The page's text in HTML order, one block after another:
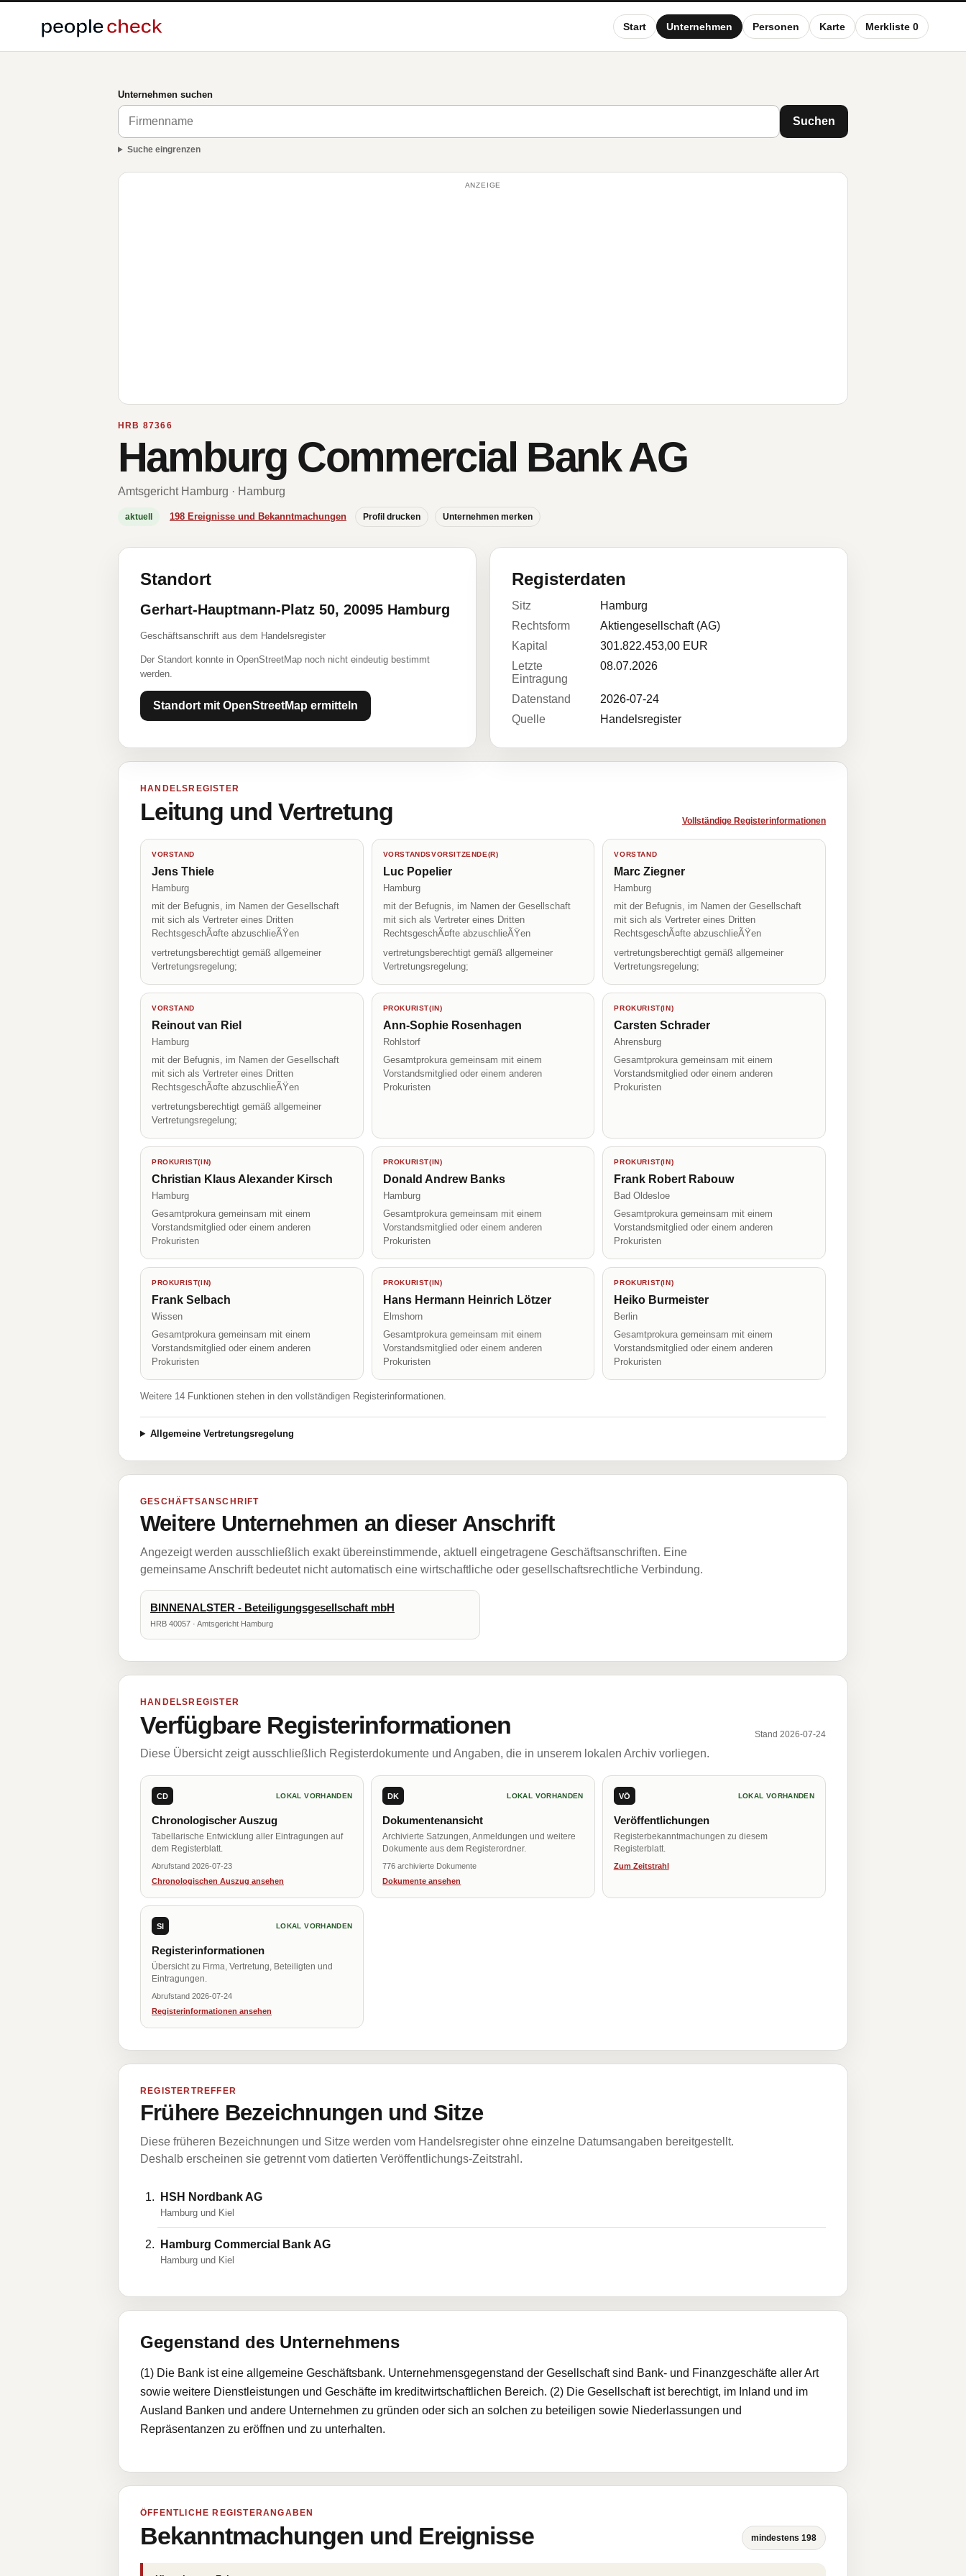
Start Unternehmen Personen Karte Merkliste 0
Unternehmen suchen
Suchen
Suche eingrenzen
ANZEIGE
HRB 87366
Hamburg Commercial Bank AG
Amtsgericht Hamburg · Hamburg
aktuell 198 Ereignisse und Bekanntmachungen Profil drucken Unternehmen merken
Standort
Gerhart-Hauptmann-Platz 50, 20095 Hamburg
Geschäftsanschrift aus dem Handelsregister
Der Standort konnte in OpenStreetMap noch nicht eindeutig bestimmt
werden.
Standort mit OpenStreetMap ermitteln
Registerdaten
Sitz
Hamburg
Rechtsform
Aktiengesellschaft (AG)
Kapital
301.822.453,00 EUR
Letzte
Eintragung
08.07.2026
Datenstand
2026-07-24
Quelle
Handelsregister
HANDELSREGISTER
Leitung und Vertretung Vollständige Registerinformationen
VORSTAND
Jens Thiele
Hamburg
mit der Befugnis, im Namen der Gesellschaft
mit sich als Vertreter eines Dritten
RechtsgeschÃ¤fte abzuschlieÃŸen
vertretungsberechtigt gemäß allgemeiner
Vertretungsregelung;
VORSTANDSVORSITZENDE(R)
Luc Popelier
Hamburg
mit der Befugnis, im Namen der Gesellschaft
mit sich als Vertreter eines Dritten
RechtsgeschÃ¤fte abzuschlieÃŸen
vertretungsberechtigt gemäß allgemeiner
Vertretungsregelung;
VORSTAND
Marc Ziegner
Hamburg
mit der Befugnis, im Namen der Gesellschaft
mit sich als Vertreter eines Dritten
RechtsgeschÃ¤fte abzuschlieÃŸen
vertretungsberechtigt gemäß allgemeiner
Vertretungsregelung;
VORSTAND
Reinout van Riel
Hamburg
mit der Befugnis, im Namen der Gesellschaft
mit sich als Vertreter eines Dritten
RechtsgeschÃ¤fte abzuschlieÃŸen
vertretungsberechtigt gemäß allgemeiner
Vertretungsregelung;
PROKURIST(IN)
Ann-Sophie Rosenhagen
Rohlstorf
Gesamtprokura gemeinsam mit einem
Vorstandsmitglied oder einem anderen
Prokuristen
PROKURIST(IN)
Carsten Schrader
Ahrensburg
Gesamtprokura gemeinsam mit einem
Vorstandsmitglied oder einem anderen
Prokuristen
PROKURIST(IN)
Christian Klaus Alexander Kirsch
Hamburg
Gesamtprokura gemeinsam mit einem
Vorstandsmitglied oder einem anderen
Prokuristen
PROKURIST(IN)
Donald Andrew Banks
Hamburg
Gesamtprokura gemeinsam mit einem
Vorstandsmitglied oder einem anderen
Prokuristen
PROKURIST(IN)
Frank Robert Rabouw
Bad Oldesloe
Gesamtprokura gemeinsam mit einem
Vorstandsmitglied oder einem anderen
Prokuristen
PROKURIST(IN)
Frank Selbach
Wissen
Gesamtprokura gemeinsam mit einem
Vorstandsmitglied oder einem anderen
Prokuristen
PROKURIST(IN)
Hans Hermann Heinrich Lötzer
Elmshorn
Gesamtprokura gemeinsam mit einem
Vorstandsmitglied oder einem anderen
Prokuristen
PROKURIST(IN)
Heiko Burmeister
Berlin
Gesamtprokura gemeinsam mit einem
Vorstandsmitglied oder einem anderen
Prokuristen
Weitere 14 Funktionen stehen in den vollständigen Registerinformationen.
Allgemeine Vertretungsregelung
GESCHÄFTSANSCHRIFT
Weitere Unternehmen an dieser Anschrift
Angezeigt werden ausschließlich exakt übereinstimmende, aktuell eingetragene Geschäftsanschriften. Eine
gemeinsame Anschrift bedeutet nicht automatisch eine wirtschaftliche oder gesellschaftsrechtliche Verbindung.
BINNENALSTER - Beteiligungsgesellschaft mbH
HRB 40057 · Amtsgericht Hamburg
HANDELSREGISTER
Verfügbare Registerinformationen Stand 2026-07-24
Diese Übersicht zeigt ausschließlich Registerdokumente und Angaben, die in unserem lokalen Archiv vorliegen.
CD LOKAL VORHANDEN
Chronologischer Auszug
Tabellarische Entwicklung aller Eintragungen auf
dem Registerblatt.
Abrufstand 2026-07-23
Chronologischen Auszug ansehen
DK LOKAL VORHANDEN
Dokumentenansicht
Archivierte Satzungen, Anmeldungen und weitere
Dokumente aus dem Registerordner.
776 archivierte Dokumente
Dokumente ansehen
VÖ LOKAL VORHANDEN
Veröffentlichungen
Registerbekanntmachungen zu diesem
Registerblatt.
Zum Zeitstrahl
SI LOKAL VORHANDEN
Registerinformationen
Übersicht zu Firma, Vertretung, Beteiligten und
Eintragungen.
Abrufstand 2026-07-24
Registerinformationen ansehen
REGISTERTREFFER
Frühere Bezeichnungen und Sitze
Diese früheren Bezeichnungen und Sitze werden vom Handelsregister ohne einzelne Datumsangaben bereitgestellt.
Deshalb erscheinen sie getrennt vom datierten Veröffentlichungs-Zeitstrahl.
HSH Nordbank AG
Hamburg und Kiel
Hamburg Commercial Bank AG
Hamburg und Kiel
Gegenstand des Unternehmens
(1) Die Bank ist eine allgemeine Geschäftsbank. Unternehmensgegenstand der Gesellschaft sind Bank- und Finanzgeschäfte aller Art
sowie weitere Dienstleistungen und Geschäfte im kreditwirtschaftlichen Bereich. (2) Die Gesellschaft ist berechtigt, im Inland und im
Ausland Banken und andere Unternehmen zu gründen oder sich an solchen zu beteiligen sowie Niederlassungen und
Repräsentanzen zu eröffnen und zu unterhalten.
ÖFFENTLICHE REGISTERANGABEN
Bekanntmachungen und Ereignisse mindestens 198